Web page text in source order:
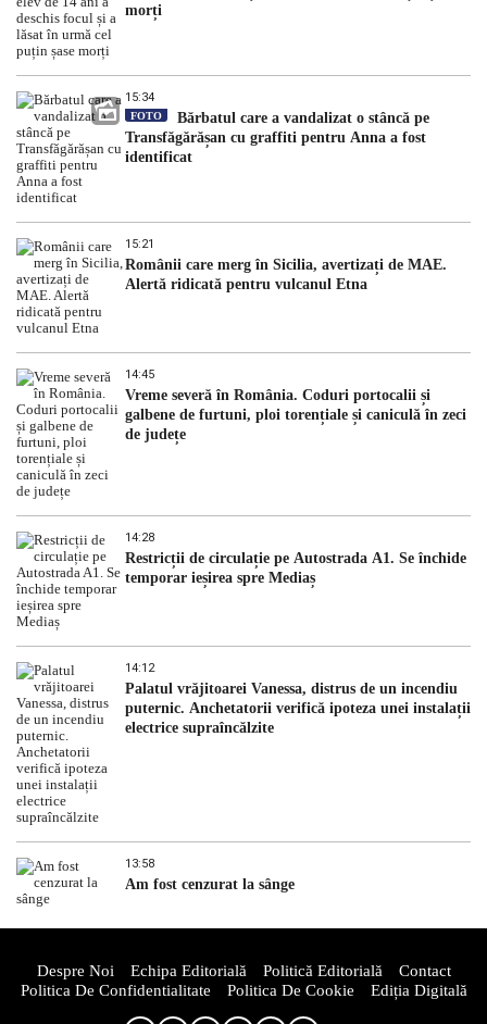
morți
15:34
FOTO
Bărbatul care a vandalizat o stâncă pe
Transfăgărășan cu graffiti pentru Anna a fost
identificat
15:21
Românii care merg în Sicilia, avertizați de MAE.
Alertă ridicată pentru vulcanul Etna
14:45
Vreme severă în România. Coduri portocalii și
galbene de furtuni, ploi torențiale și caniculă în zeci
de județe
14:28
Restricții de circulație pe Autostrada A1. Se închide
temporar ieșirea spre Mediaș
14:12
Palatul vrăjitoarei Vanessa, distrus de un incendiu
puternic. Anchetatorii verifică ipoteza unei instalații
electrice supraîncălzite
13:58
Am fost cenzurat la sânge
Despre Noi Echipa Editorială Politică Editorială
Contact
Politica De Confidentialitate
Politica De Cookie Ediția Digitală